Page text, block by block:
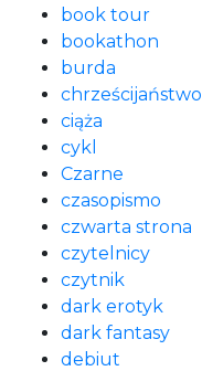
book tour
bookathon
burda
chrześcijaństwo
ciąża
cykl
Czarne
czasopismo
czwarta strona
czytelnicy
czytnik
dark erotyk
dark fantasy
debiut